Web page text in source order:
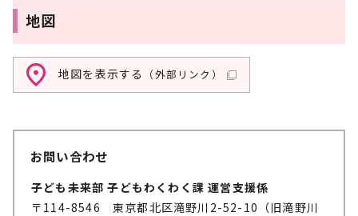
地図
地図を表示する （外部リンク）
お問い合わせ
子ども未来部 子どもわくわく課 運営支援係
〒114-8546 東京都北区滝野川2-52-10（旧滝野川